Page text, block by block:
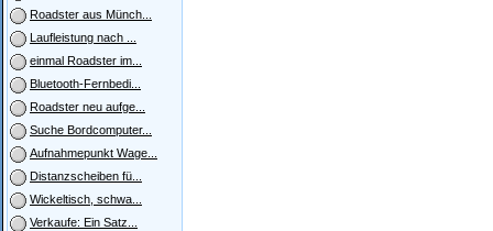
Roadster aus Münch...
Laufleistung nach ...
einmal Roadster im...
Bluetooth-Fernbedi...
Roadster neu aufge...
Suche Bordcomputer...
Aufnahmepunkt Wage...
Distanzscheiben fü...
Wickeltisch, schwa...
Verkaufe: Ein Satz...